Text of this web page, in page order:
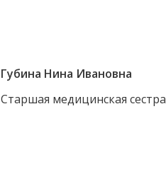
Губина Нина Ивановна
Старшая медицинская сестра